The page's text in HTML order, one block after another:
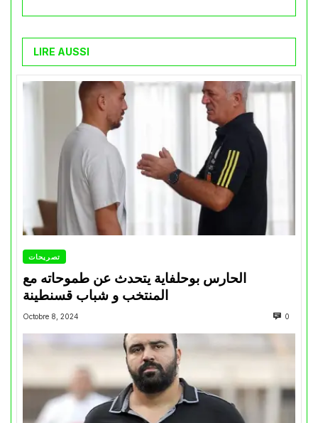
LIRE AUSSI
تصريحات
الحارس بوحلفاية يتحدث عن طموحاته مع
المنتخب و شباب قسنطينة
Octobre 8, 2024 0